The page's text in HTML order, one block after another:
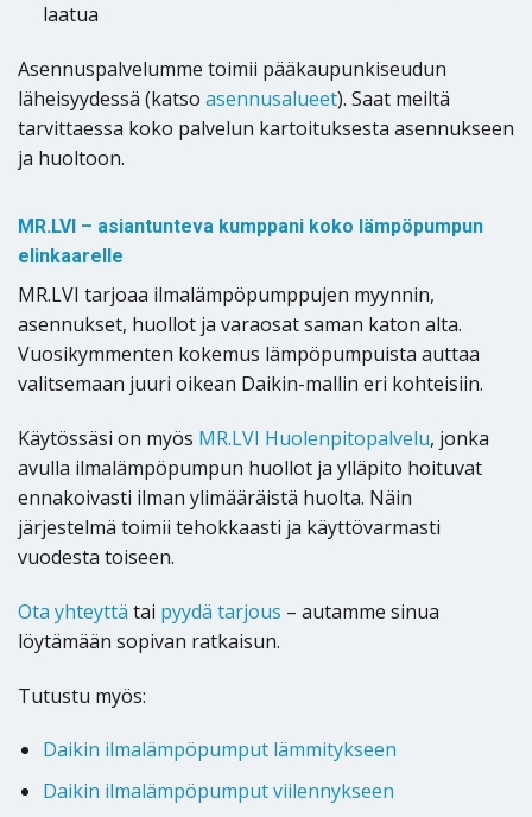
laatua
Asennuspalvelumme toimii pääkaupunkiseudun
läheisyydessä (katso asennusalueet). Saat meiltä
tarvittaessa koko palvelun kartoituksesta asennukseen
ja huoltoon.
MR.LVI – asiantunteva kumppani koko lämpöpumpun
elinkaarelle
MR.LVI tarjoaa ilmalämpöpumppujen myynnin,
asennukset, huollot ja varaosat saman katon alta.
Vuosikymmenten kokemus lämpöpumpuista auttaa
valitsemaan juuri oikean Daikin-mallin eri kohteisiin.
Käytössäsi on myös MR.LVI Huolenpitopalvelu, jonka
avulla ilmalämpöpumpun huollot ja ylläpito hoituvat
ennakoivasti ilman ylimääräistä huolta. Näin
järjestelmä toimii tehokkaasti ja käyttövarmasti
vuodesta toiseen.
Ota yhteyttä tai pyydä tarjous – autamme sinua
löytämään sopivan ratkaisun.
Tutustu myös:
Daikin ilmalämpöpumput lämmitykseen
Daikin ilmalämpöpumput viilennykseen